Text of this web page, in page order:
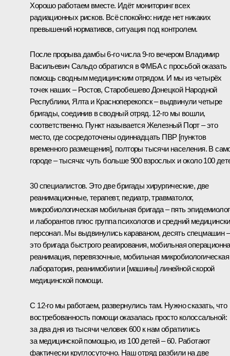
Хорошо работаем вместе. Идёт мониторинг всех
радиационных рисков. Всё спокойно: нигде нет никаких
превышений нормативов, ситуация под контролем.
После прорыва дамбы 6-го числа 9-го вечером Владимир
Васильевич Сальдообратился в ФМБА с просьбой оказать
помощь сводным медицинским отрядом. И мы из четырёх
точек наших – Ростов, Старобешево Донецкой Народной
Республики, Ялта и Красноперекопск – выдвинули четыре
бригады, соединив в сводный отряд. 12-го мы вошли,
соответственно. Пункт называется Железный Порт – это
место, где сосредоточены одиннадцать ПВР [пунктов
временного размещения], полторы тысячи населения. В
городе – тысяча: чуть больше 900 взрослых и около 100
30 специалистов. Это две бригады хирургические, две
реанимационные, терапевт, педиатр, травматолог,
микробиологическая мобильная бригада – пять
и лаборантов плюс группа психологов и средний
персонал. Мы выдвинулись караваном, десять спецмашин –
это бригада быстрого реагирования, мобильная
реанимация, перевязочные, мобильная микробиологическая
лаборатория, реанимобили и [машины] линейной скорой
медицинской помощи.
С 12-го мы работаем, развернулись там. Нужно сказать, что
востребованность помощи оказалась просто колоссальной:
за два дня из тысячи человек 600 к нам обратились
за медицинской помощью, из 100 детей – 60. Работают
фактически круглосуточно. Наш отряд разбили на две